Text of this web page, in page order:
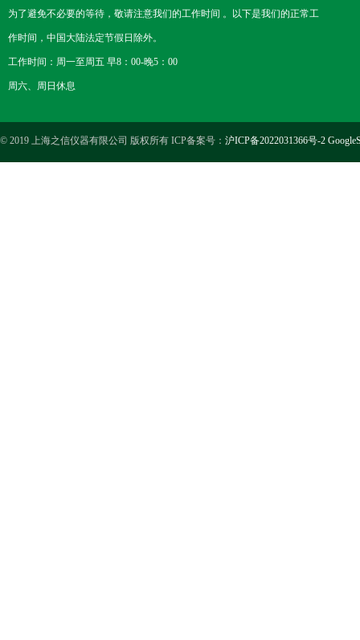
为了避免不必要的等待，敬请注意我们的工作时间 。以下是我们的正常工
作时间，中国大陆法定节假日除外。
工作时间：周一至周五 早8：00-晚5：00
周六、周日休息
© 2019 上海之信仪器有限公司 版权所有 ICP备案号： 沪ICP备2022031366号-2